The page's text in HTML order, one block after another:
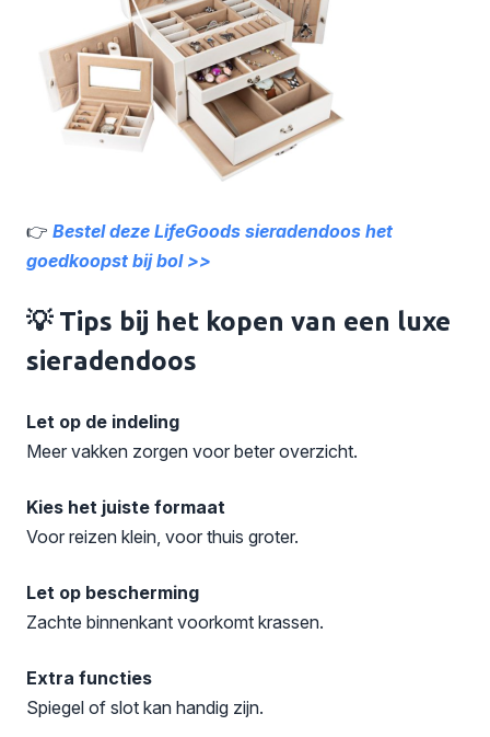
👉 Bestel deze LifeGoods sieradendoos het
goedkoopst bij bol >>
💡 Tips bij het kopen van een luxe
sieradendoos
Let op de indeling
Meer vakken zorgen voor beter overzicht.
Kies het juiste formaat
Voor reizen klein, voor thuis groter.
Let op bescherming
Zachte binnenkant voorkomt krassen.
Extra functies
Spiegel of slot kan handig zijn.